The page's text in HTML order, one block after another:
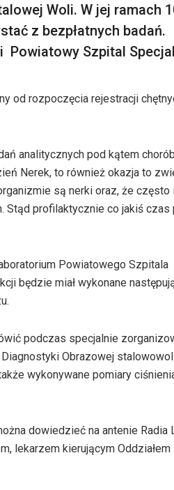
Woli. W jej ramach
z bezpłatnych badań.
Powiatowy Szpital
od rozpoczęcia rejestracji
analitycznych pod kątem
Nerek, to również okazja to
są nerki oraz, że często
Stąd profilaktycznie co jakiś czas
Powiatowego Szpitala
będzie miał wykonane
podczas specjalnie
Obrazowej
wykonywane pomiary
dowiedzieć na antenie Radia
lekarzem kierującym